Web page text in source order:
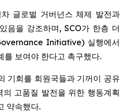
글로벌 거버넌스 체제 발전과
음을 강조하며, SCO가 한층 더
Initiative) 실행에서
를 보여야 한다고 촉구했다.
기회를 회원국들과 기꺼이 공유
의 고품질 발전을 위한 행동계획
약속했다.